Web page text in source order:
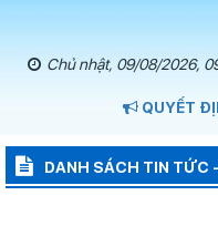
Chủ nhật, 09/08/2026,
QUYẾT